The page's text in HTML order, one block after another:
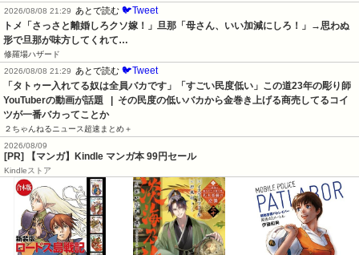
2026/08/08 21:29 あとで読む 🐦Tweet
トメ「さっさと離婚しろクソ嫁！」旦那「母さん、いい加減にしろ！」→思わぬ
形で旦那が味方してくれて…
修羅場ハザード
2026/08/08 21:29
あとで読む 🐦Tweet
「タトゥー入れてる奴は全員バカです」「すごい民度低い」この道23年の彫り師
YouTuberの動画が話題   |  その民度の低いバカから金巻き上げる商売してるコイ
ツが一番バカってことか
２ちゃんねるニュース超速まとめ＋
2026/08/09
[PR] 【マンガ】Kindle マンガ本 99円セール
Kindleストア